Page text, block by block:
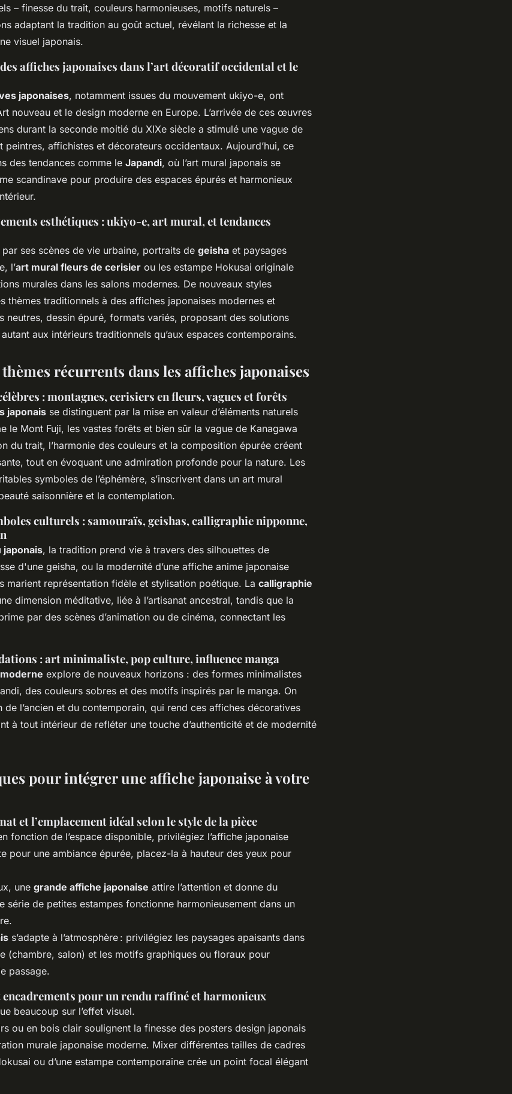
– finesse du trait, couleurs harmonieuses, motifs naturels –
adaptant la tradition au goût actuel, révélant la richesse et la
visuel japonais.
affiches japonaises dans l’art décoratif occidental et le
japonaises, notamment issues du mouvement ukiyo-e, ont
nouveau et le design moderne en Europe. L’arrivée de ces œuvres
durant la seconde moitié du XIXe siècle a stimulé une vague de
peintres, affichistes et décorateurs occidentaux. Aujourd’hui, ce
des tendances comme le Japandi, où l’art mural japonais se
scandinave pour produire des espaces épurés et harmonieux
esthétiques : ukiyo-e, art mural, et tendances
par ses scènes de vie urbaine, portraits de geisha et paysages
l’art mural fleurs de cerisier ou les estampe Hokusai originale
murales dans les salons modernes. De nouveaux styles
thèmes traditionnels à des affiches japonaises modernes et
neutres, dessin épuré, formats variés, proposant des solutions
aux intérieurs traditionnels qu’aux espaces contemporains.
récurrents dans les affiches japonaises
: montagnes, cerisiers en fleurs, vagues et forêts
japonais se distinguent par la mise en valeur d’éléments naturels
le Mont Fuji, les vastes forêts et bien sûr la vague de Kanagawa
du trait, l’harmonie des couleurs et la composition épurée créent
tout en évoquant une admiration profonde pour la nature. Les
symboles de l’éphémère, s’inscrivent dans un art mural
saisonnière et la contemplation.
culturels : samouraïs, geishas, calligraphie nipponne,
japonais, la tradition prend vie à travers des silhouettes de
d'une geisha, ou la modernité d’une affiche anime japonaise
marient représentation fidèle et stylisation poétique. La calligraphie
dimension méditative, liée à l’artisanat ancestral, tandis que la
par des scènes d’animation ou de cinéma, connectant les
: art minimaliste, pop culture, influence manga
explore de nouveaux horizons : des formes minimalistes
des couleurs sobres et des motifs inspirés par le manga. On
de l’ancien et du contemporain, qui rend ces affiches décoratives
à tout intérieur de refléter une touche d’authenticité et de modernité
pour intégrer une affiche japonaise à votre
et l’emplacement idéal selon le style de la pièce
fonction de l’espace disponible, privilégiez l’affiche japonaise
pour une ambiance épurée, placez-la à hauteur des yeux pour
une grande affiche japonaise attire l’attention et donne du
série de petites estampes fonctionne harmonieusement dans un
s’adapte à l’atmosphère : privilégiez les paysages apaisants dans
(chambre, salon) et les motifs graphiques ou floraux pour
passage.
encadrements pour un rendu raffiné et harmonieux
beaucoup sur l’effet visuel.
ou en bois clair soulignent la finesse des posters design japonais
murale japonaise moderne. Mixer différentes tailles de cadres
ou d’une estampe contemporaine crée un point focal élégant